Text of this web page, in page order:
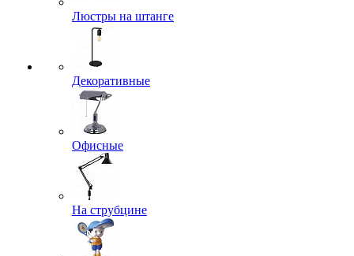
Люстры на штанге
Декоративные
Офисные
На струбцине